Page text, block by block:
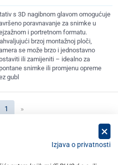
s 3D nagibnom glavom omogućuje
poravnavanje za snimke u
i portretnom formatu.
brzoj montažnoj ploči,
se može brzo i jednostavno
ili zamijeniti – idealno za
snimke ili promjenu opreme
gubl
1 (current)
»
Izjava o privatnosti